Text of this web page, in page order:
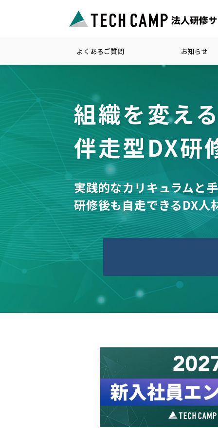
よくあるご質問 お知らせ
組織を変え
伴走型DX研
実践的なカリキュラムと
研修後も自走できるDX人